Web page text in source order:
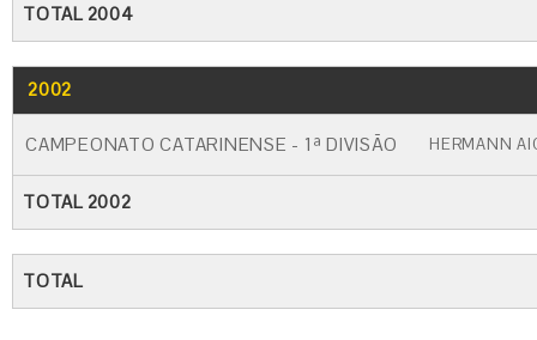
TOTAL 2004
2002
CAMPEONATO CATARINENSE - 1ª DIVISÃO HERMANN
TOTAL 2002
TOTAL